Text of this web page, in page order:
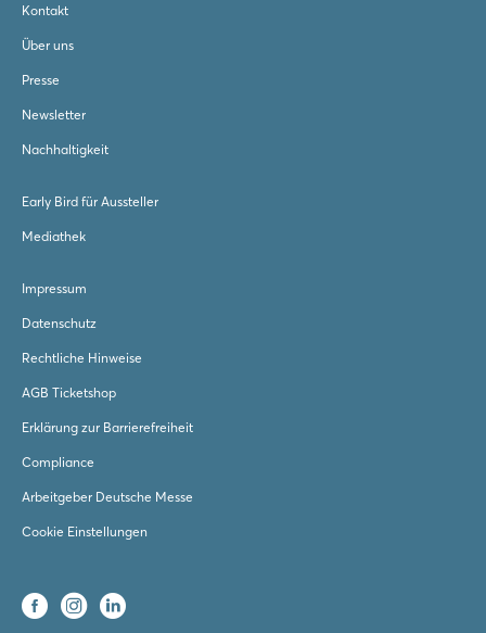
Kontakt
Über uns
Presse
Newsletter
Nachhaltigkeit
Early Bird für Aussteller
Mediathek
Impressum
Datenschutz
Rechtliche Hinweise
AGB Ticketshop
Erklärung zur Barrierefreiheit
Compliance
Arbeitgeber Deutsche Messe
Cookie Einstellungen